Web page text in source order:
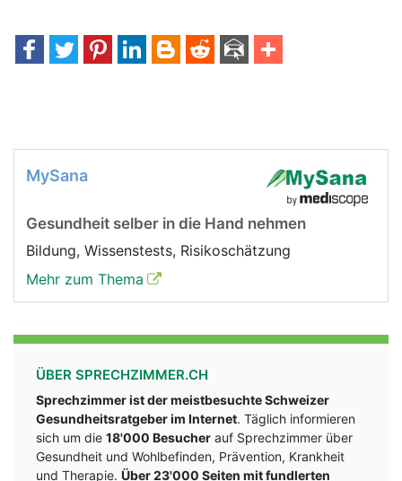
MySana
Gesundheit selber in die Hand nehmen
Bildung, Wissenstests, Risikoschätzung
Mehr zum Thema
ÜBER SPRECHZIMMER.CH
Sprechzimmer ist der meistbesuchte Schweizer
Gesundheitsratgeber im Internet. Täglich informieren
sich um die 18'000 Besucher auf Sprechzimmer über
Gesundheit und Wohlbefinden, Prävention, Krankheit
und Therapie. Über 23'000 Seiten mit fundlerten